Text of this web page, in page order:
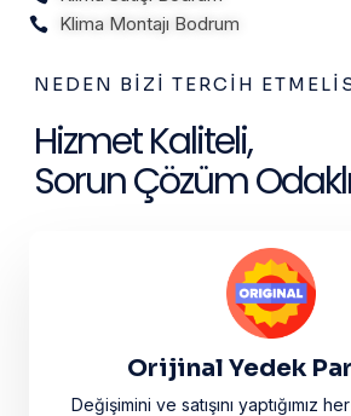
Klima Montajı Bodrum
NEDEN BIZI TERCIH
Hizmet Kaliteli,
Sorun Çözüm
Orijinal Yedek
Değişimini ve satışını yaptığımız